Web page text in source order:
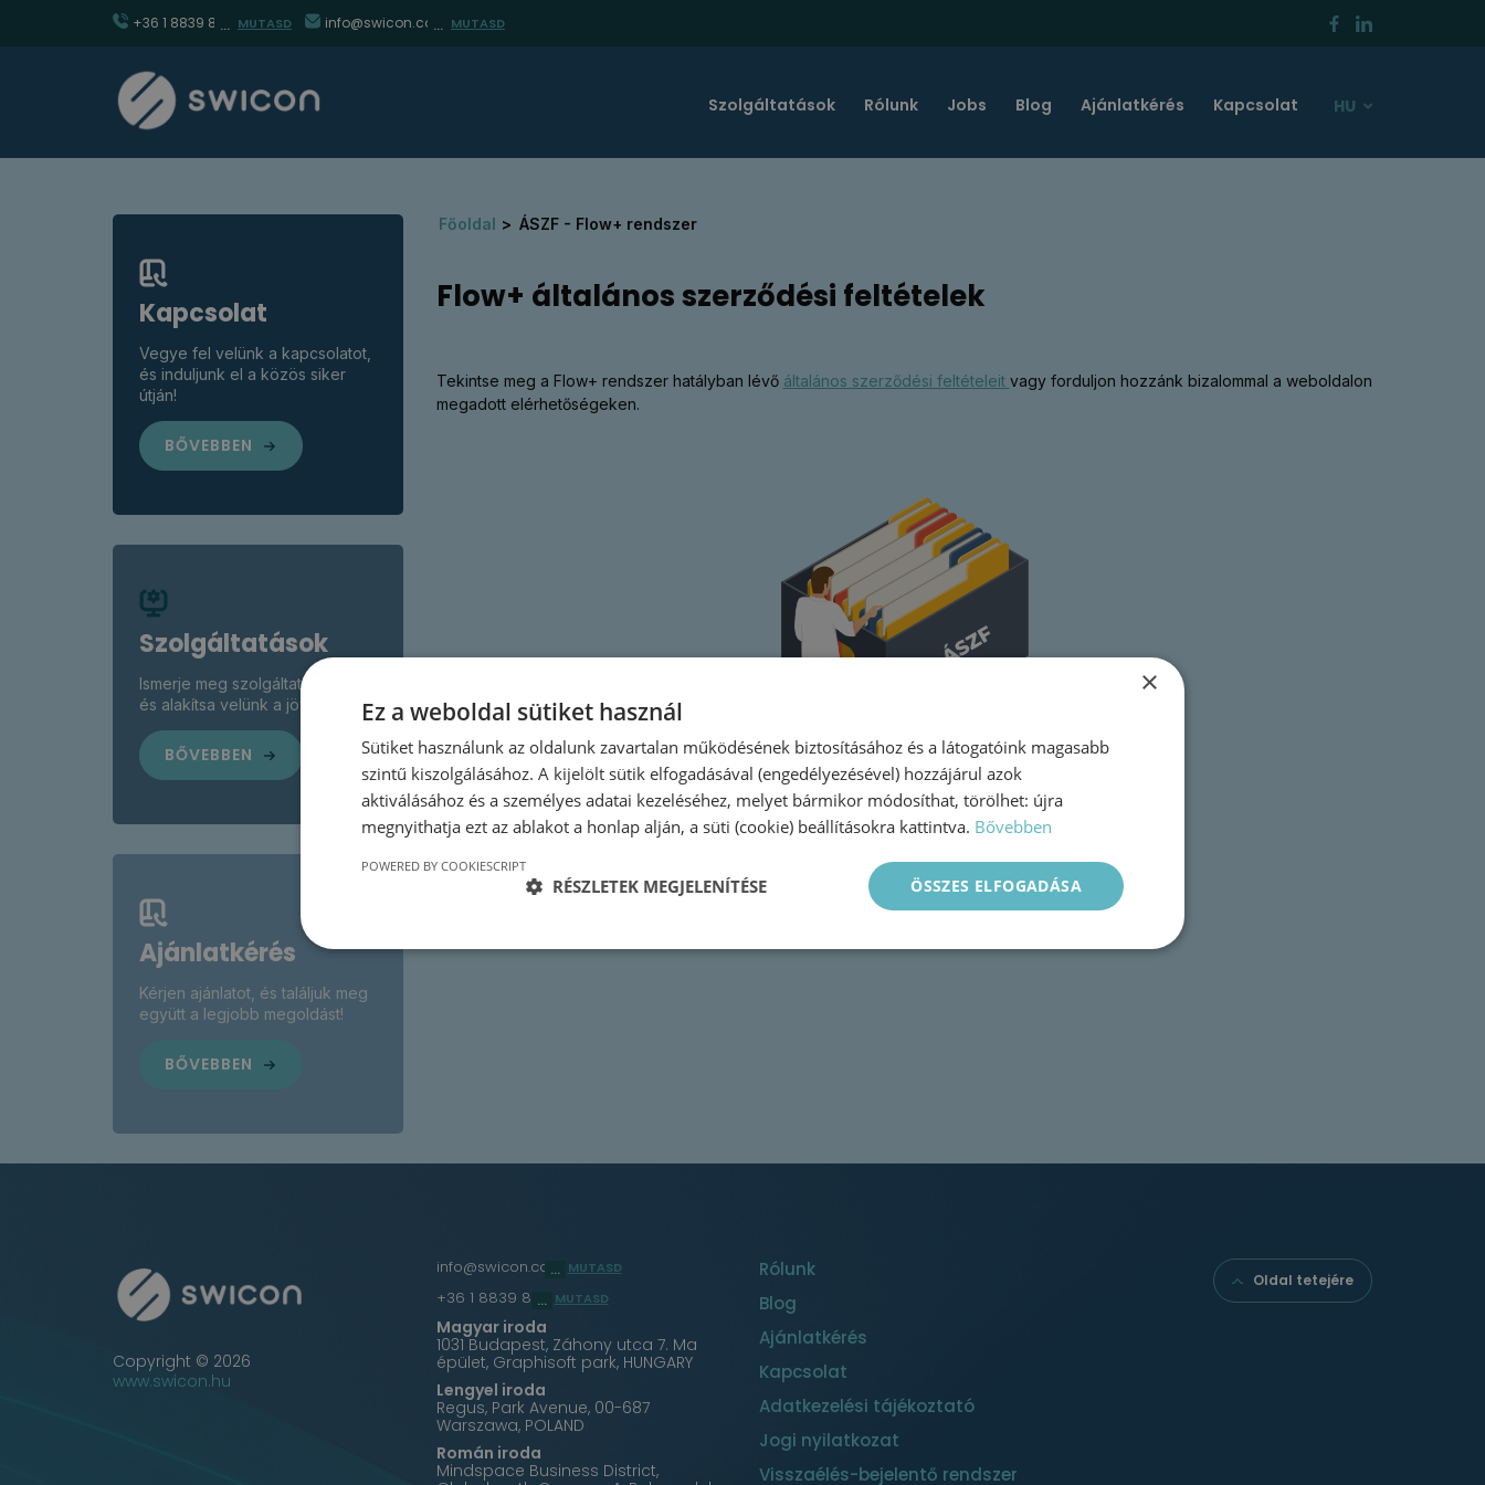
+36 1 8839 860 MUTASD info@swicon.com MUTASD
Szolgáltatások Rólunk Jobs Blog Ajánlatkérés Kapcsolat HU
Kapcsolat
Vegye fel velünk a kapcsolatot,
és induljunk el a közös siker
útján!
BŐVEBBEN
Szolgáltatások
Ismerje meg szolgáltatásainkat,
és alakítsa velünk a jövőt!
BŐVEBBEN
Ajánlatkérés
Kérjen ajánlatot, és találjuk meg
együtt a legjobb megoldást!
BŐVEBBEN
Főoldal ÁSZF - Flow+ rendszer
Flow+ általános szerződési feltételek
Tekintse meg a Flow+ rendszer hatályban lévő általános szerződési feltételeit vagy forduljon hozzánk bizalommal a weboldalon
megadott elérhetőségeken.
Copyright © 2026
www.swicon.hu
info@swicon.com MUTASD
+36 1 8839 860 MUTASD
Magyar iroda
1031 Budapest, Záhony utca 7. Ma
épület, Graphisoft park, HUNGARY
Lengyel iroda
Regus, Park Avenue, 00-687
Warszawa, POLAND
Román iroda
Mindspace Business District,
Rólunk
Blog
Ajánlatkérés
Kapcsolat
Adatkezelési tájékoztató
Jogi nyilatkozat
Visszaélés-bejelentő rendszer
Oldal tetejére
×
Ez a weboldal sütiket használ
Sütiket használunk az oldalunk zavartalan működésének biztosításához és a látogatóink magasabb
szintű kiszolgálásához. A kijelölt sütik elfogadásával (engedélyezésével) hozzájárul azok
aktiválásához és a személyes adatai kezeléséhez, melyet bármikor módosíthat, törölhet: újra
megnyithatja ezt az ablakot a honlap alján, a süti (cookie) beállításokra kattintva. Bővebben
ÖSSZES ELFOGADÁSA
RÉSZLETEK MEGJELENÍTÉSE
POWERED BY COOKIESCRIPT